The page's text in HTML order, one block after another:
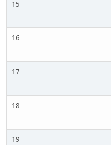
15
16
17
18
19